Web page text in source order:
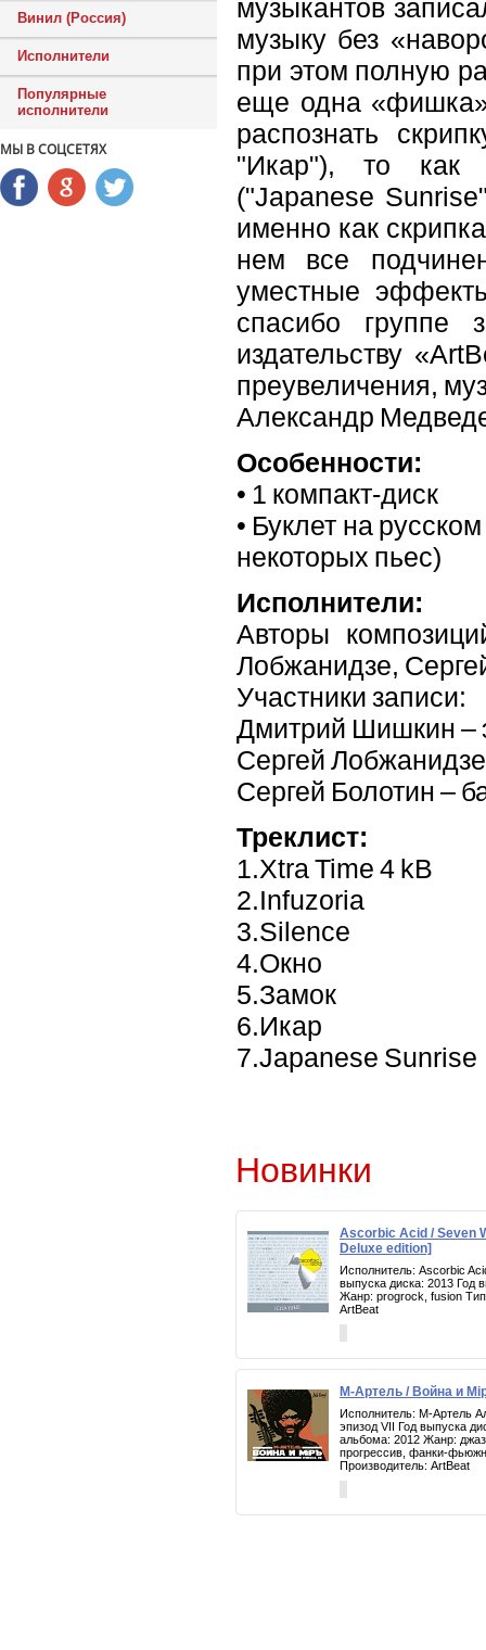
Винил (Россия)
Исполнители
Популярные
исполнители
МЫ В СОЦСЕТЯХ
музыкантов
музыку без
при этом полную
еще одна
распознать
"Икар"), то как
("Japanese
именно как
нем все
уместные
спасибо группе
издательству
преувеличения,
Александр
Особенности:
• 1 компакт-диск
• Буклет на
некоторых пьес)
Исполнители:
Авторы
Лобжанидзе,
Участники записи:
Дмитрий Шишкин –
Сергей
Сергей Болотин –
Треклист:
1.Xtra Time 4 kB
2.Infuzoria
3.Silence
4.Окно
5.Замок
6.Икар
7.Japanese Sunrise
Новинки
Ascorbic Acid / Seven
Deluxe edition]
Исполнитель: Ascorbic
выпуска диска: 2013 Год
Жанр: progrock, fusion
ArtBeat
М-Артель / Война и
Исполнитель: М-Артель
эпизод VII Год выпуска
альбома: 2012 Жанр:
прогрессив, фанки-
Производитель: ArtBeat